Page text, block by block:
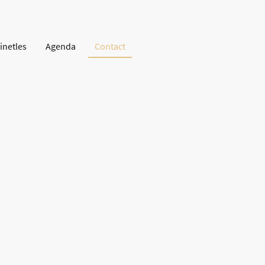
Agenda Contact